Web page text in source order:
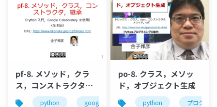
pf-8. メソッド，クラ
ス，コンストラクタ，
継承
python google colaboratory クラス
po-8. クラス，メソッ
ド，オブジェクト生成
python プログラ